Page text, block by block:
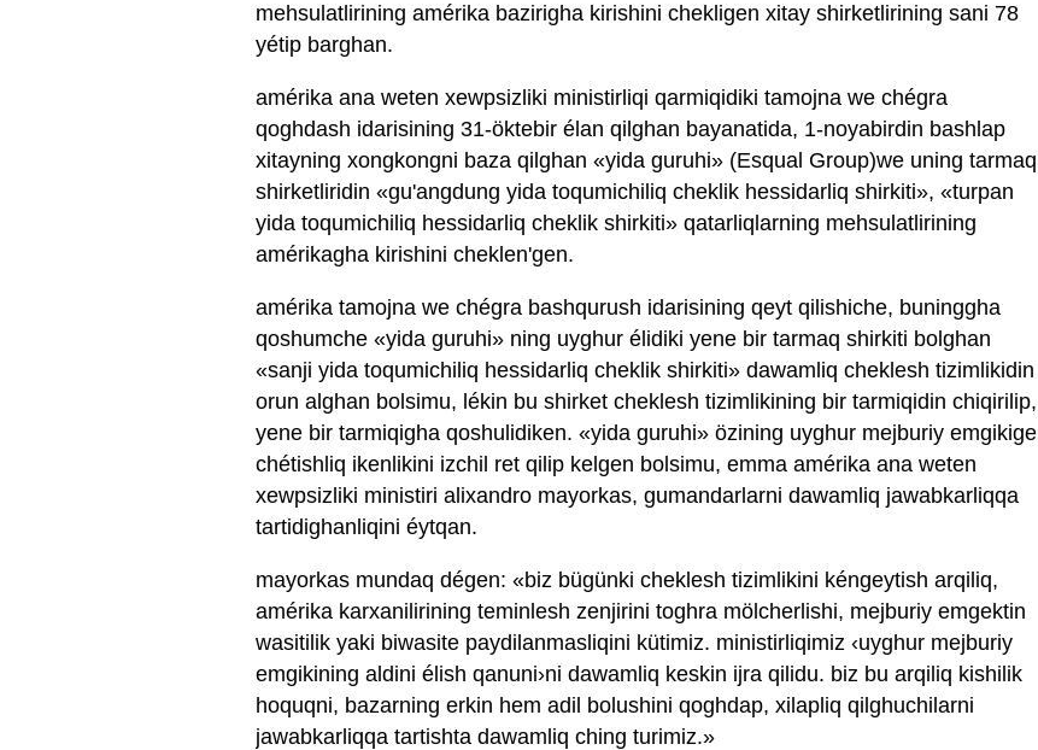
mehsulatlirining amérika bazirigha kirishini chekligen xitay shirketlirining sani 78
yétip barghan.
amérika ana weten xewpsizliki ministirliqi qarmiqidiki tamojna we chégra
qoghdash idarisining 31-öktebir élan qilghan bayanatida, 1-noyabirdin bashlap
xitayning xongkongni baza qilghan «yida guruhi» (Esqual Group)we uning tarmaq
shirketliridin «gu'angdung yida toqumichiliq cheklik hessidarliq shirkiti», «turpan
yida toqumichiliq hessidarliq cheklik shirkiti» qatarliqlarning mehsulatlirining
amérikagha kirishini cheklen'gen.
amérika tamojna we chégra bashqurush idarisining qeyt qilishiche, buninggha
qoshumche «yida guruhi» ning uyghur élidiki yene bir tarmaq shirkiti bolghan
«sanji yida toqumichiliq hessidarliq cheklik shirkiti» dawamliq cheklesh tizimlikidin
orun alghan bolsimu, lékin bu shirket cheklesh tizimlikining bir tarmiqidin chiqirilip,
yene bir tarmiqigha qoshulidiken. «yida guruhi» özining uyghur mejburiy emgikige
chétishliq ikenlikini izchil ret qilip kelgen bolsimu, emma amérika ana weten
xewpsizliki ministiri alixandro mayorkas, gumandarlarni dawamliq jawabkarliqqa
tartidighanliqini éytqan.
mayorkas mundaq dégen: «biz bügünki cheklesh tizimlikini kéngeytish arqiliq,
amérika karxanilirining teminlesh zenjirini toghra mölcherlishi, mejburiy emgektin
wasitilik yaki biwasite paydilanmasliqini kütimiz. ministirliqimiz ‹uyghur mejburiy
emgikining aldini élish qanuni›ni dawamliq keskin ijra qilidu. biz bu arqiliq kishilik
hoquqni, bazarning erkin hem adil bolushini qoghdap, xilapliq qilghuchilarni
jawabkarliqqa tartishta dawamliq ching turimiz.»